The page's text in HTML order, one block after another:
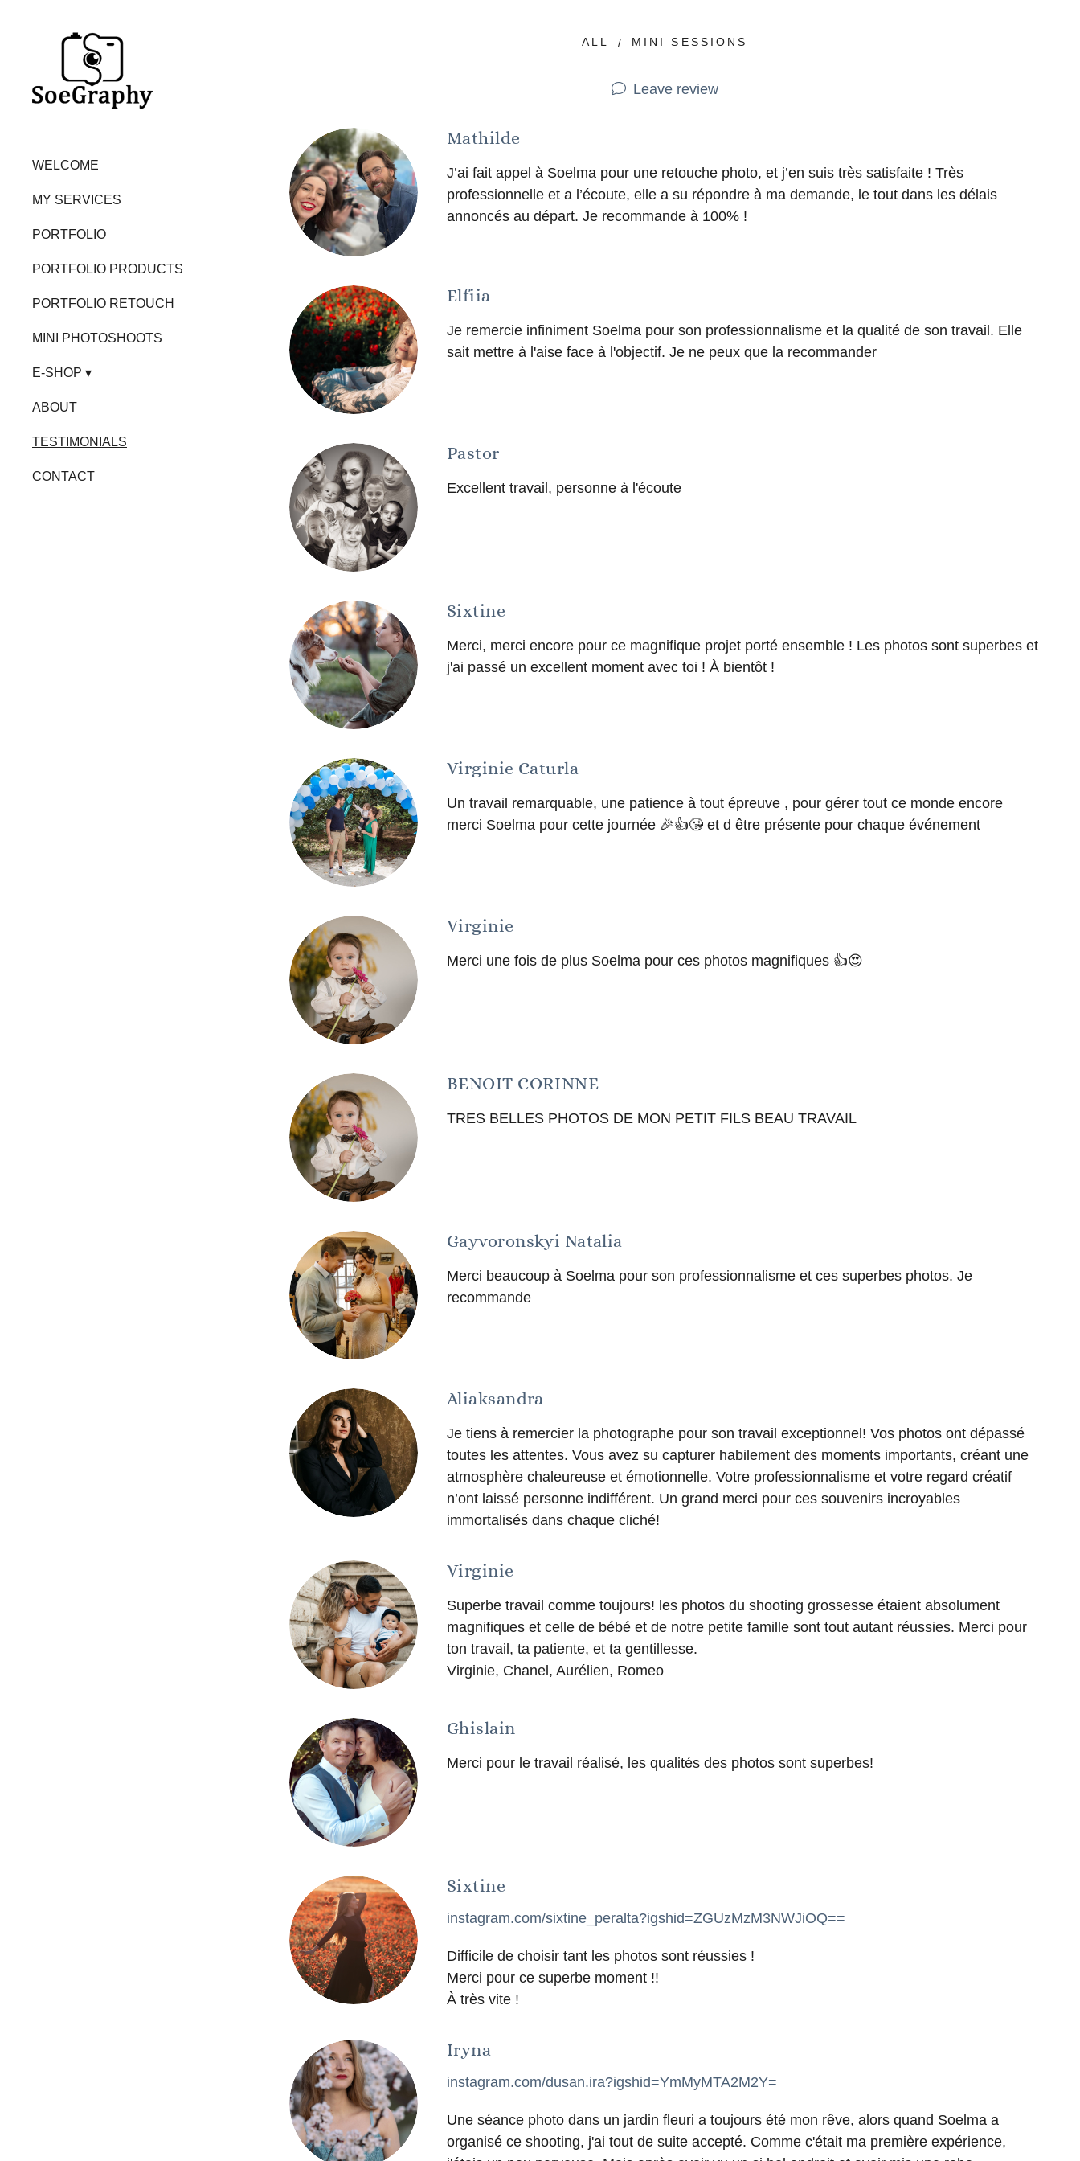
WELCOME
MY SERVICES
PORTFOLIO
PORTFOLIO PRODUСTS
PORTFOLIO RETOUCH
MINI PHOTOSHOOTS
E-SHOP
ABOUT
TESTIMONIALS
CONTACT
ALL MINI SESSIONS
Leave review
Mathilde
J’ai fait appel à Soelma pour une retouche photo, et j’en suis très satisfaite ! Très
professionnelle et a l’écoute, elle a su répondre à ma demande, le tout dans les délais
annoncés au départ. Je recommande à 100% !
Elfiia
Je remercie infiniment Soelma pour son professionnalisme et la qualité de son travail. Elle
sait mettre à l'aise face à l'objectif. Je ne peux que la recommander
Pastor
Excellent travail, personne à l'écoute
Sixtine
Merci, merci encore pour ce magnifique projet porté ensemble ! Les photos sont superbes et
j'ai passé un excellent moment avec toi ! À bientôt !
Virginie Caturla
Un travail remarquable, une patience à tout épreuve , pour gérer tout ce monde encore
merci Soelma pour cette journée 🎉👍😘 et d être présente pour chaque événement
Virginie
Merci une fois de plus Soelma pour ces photos magnifiques 👍😍
BENOIT CORINNE
TRES BELLES PHOTOS DE MON PETIT FILS BEAU TRAVAIL
Gayvoronskyi Natalia
Merci beaucoup à Soelma pour son professionnalisme et ces superbes photos. Je
recommande
Aliaksandra
Je tiens à remercier la photographe pour son travail exceptionnel! Vos photos ont dépassé
toutes les attentes. Vous avez su capturer habilement des moments importants, créant une
atmosphère chaleureuse et émotionnelle. Votre professionnalisme et votre regard créatif
n’ont laissé personne indifférent. Un grand merci pour ces souvenirs incroyables
immortalisés dans chaque cliché!
Virginie
Superbe travail comme toujours! les photos du shooting grossesse étaient absolument
magnifiques et celle de bébé et de notre petite famille sont tout autant réussies. Merci pour
ton travail, ta patiente, et ta gentillesse.
Virginie, Chanel, Aurélien, Romeo
Ghislain
Merci pour le travail réalisé, les qualités des photos sont superbes!
Sixtine
instagram.com/sixtine_peralta?igshid=ZGUzMzM3NWJiOQ==
Difficile de choisir tant les photos sont réussies !
Merci pour ce superbe moment !!
À très vite !
Iryna
instagram.com/dusan.ira?igshid=YmMyMTA2M2Y=
Une séance photo dans un jardin fleuri a toujours été mon rêve, alors quand Soelma a
organisé ce shooting, j'ai tout de suite accepté. Comme c'était ma première expérience,